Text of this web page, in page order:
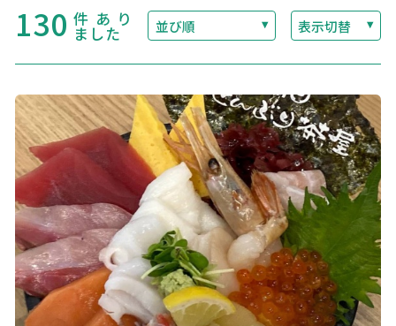
お問い合わせ
Languages
130 件あり
ました 並び順 表示切替